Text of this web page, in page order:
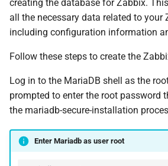
creating the database for Zabbix.
all the necessary data related to your
including configuration information
Follow these steps to create the
Log in to the MariaDB shell as the
prompted to enter the root password
the mariadb-secure-installation
Enter Mariadb as user root